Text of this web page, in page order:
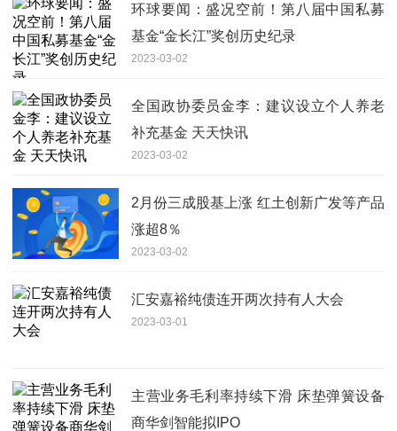
环球要闻：盛况空前！第八届中国私募
基金“金长江”奖创历史纪录
2023-03-02
全国政协委员金李：建议设立个人养老
补充基金 天天快讯
2023-03-02
2月份三成股基上涨 红土创新广发等产品
涨超8％
2023-03-02
汇安嘉裕纯债连开两次持有人大会
2023-03-01
主营业务毛利率持续下滑 床垫弹簧设备
商华剑智能拟IPO